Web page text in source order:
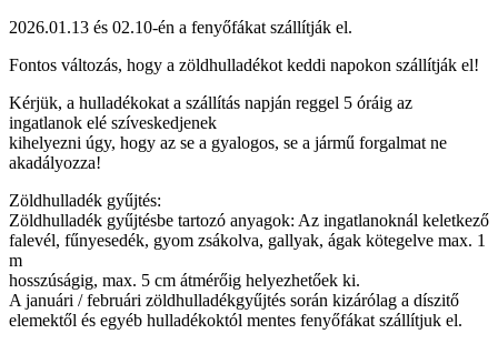
2026.01.13 és 02.10-én a fenyőfákat szállítják el.
Fontos változás, hogy a zöldhulladékot keddi napokon szállítják el!
Kérjük, a hulladékokat a szállítás napján reggel 5 óráig az
ingatlanok elé szíveskedjenek
kihelyezni úgy, hogy az se a gyalogos, se a jármű forgalmat ne
akadályozza!
Zöldhulladék gyűjtés:
Zöldhulladék gyűjtésbe tartozó anyagok: Az ingatlanoknál keletkező
falevél, fűnyesedék, gyom zsákolva, gallyak, ágak kötegelve max. 1
m
hosszúságig, max. 5 cm átmérőig helyezhetőek ki.
A januári / februári zöldhulladékgyűjtés során kizárólag a díszitő
elemektől és egyéb hulladékoktól mentes fenyőfákat szállítjuk el.